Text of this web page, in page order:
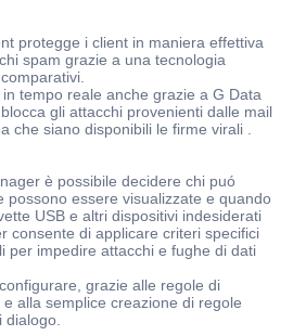
protegge i client in maniera effettiva
spam grazie a una tecnologia
tempo reale anche grazie a G Data
gli attacchi provenienti dalle mail
che siano disponibili le firme virali .
è possibile decidere chi puó
possono essere visualizzate e quando
USB e altri dispositivi indesiderati
consente di applicare criteri specifici
per impedire attacchi e fughe di dati
grazie alle regole di
alla semplice creazione di regole